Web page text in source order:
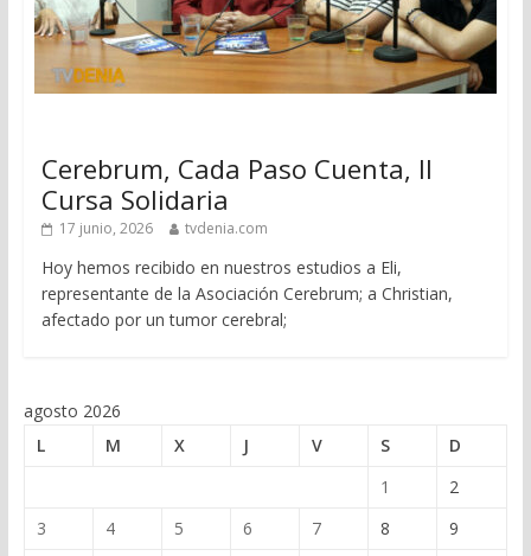
Cerebrum, Cada Paso Cuenta, II
Cursa Solidaria
17 junio, 2026 tvdenia.com
Hoy hemos recibido en nuestros estudios a Eli,
representante de la Asociación Cerebrum; a Christian,
afectado por un tumor cerebral;
agosto 2026
L
M X J V S
D
1
2
3
4 5 6 7 8
9